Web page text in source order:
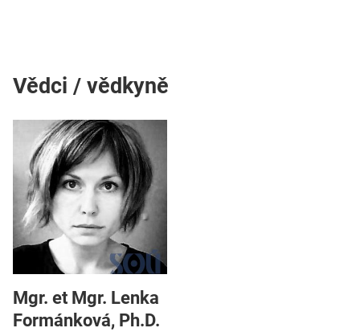
Vědci / vědkyně
Mgr. et Mgr. Lenka
Formánková, Ph.D.